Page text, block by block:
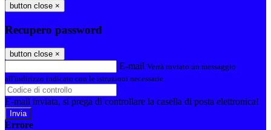
button close ×
Recupero password
button close ×
E-mail Verrà inviato un messaggio
all'indirizzo indicato con le istruzioni necessarie.
E-mail inviata, si prega di controllare la casella di posta elettronica!
Errore